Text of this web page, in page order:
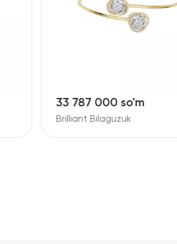
33 787 000 so'm
Brilliant Bilaguzuk